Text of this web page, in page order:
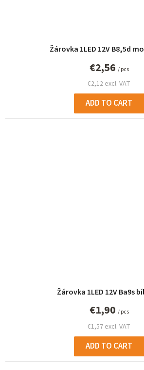
Žárovka 1LED 12V B8,5d
€2,12 excl. VAT
€2,56 / pcs
ADD TO CART
Žárovka 1LED 12V Ba9s
€1,57 excl. VAT
€1,90 / pcs
ADD TO CART